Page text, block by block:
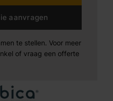
aanvragen
te stellen. Voor meer
of vraag een offerte